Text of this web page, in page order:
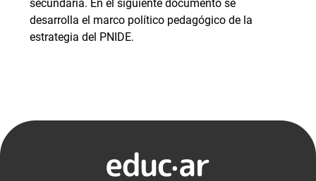
secundaria. En el siguiente documento se
desarrolla el marco político pedagógico de la
estrategia del PNIDE.